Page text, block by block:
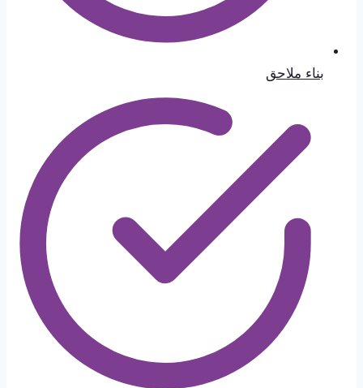
بناء ملاحق